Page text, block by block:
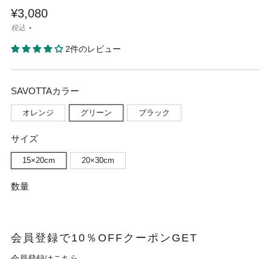
¥3,080
税込
2件のレビュー
SAVOTTAカラー
オレンジ グリーン ブラック
サイズ
15×20cm 20×30cm
数量
会員登録で10％OFFクーポンGET